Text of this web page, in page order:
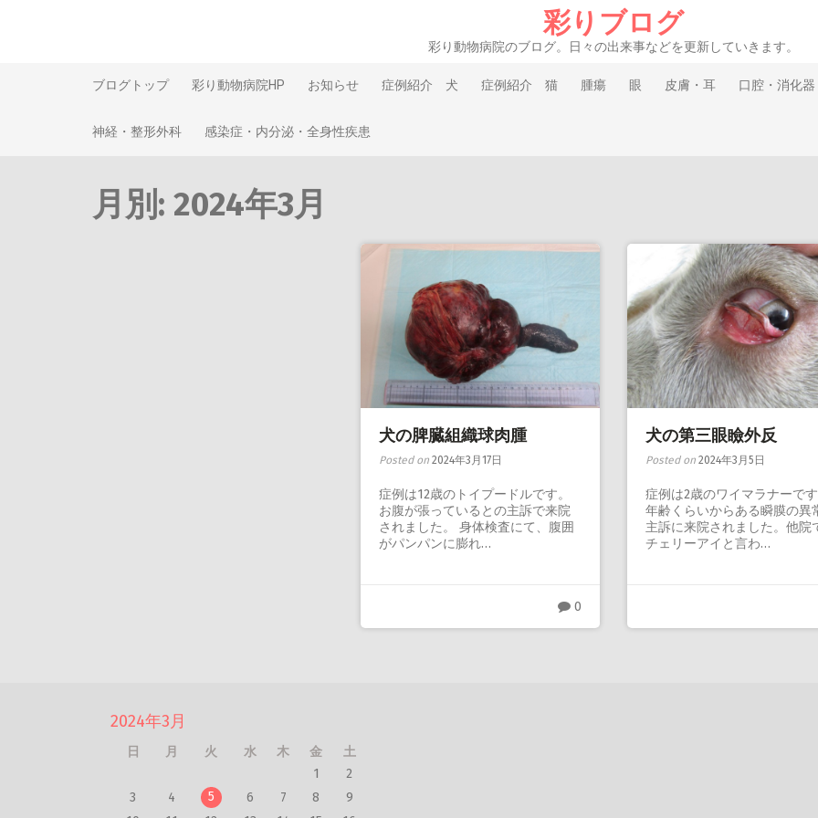
彩りブログ
彩り動物病院のブログ。日々の出来事などを更新していきます。
ブログトップ 彩り動物病院HP お知らせ 症例紹介 犬 症例紹介 猫 腫瘍 眼 皮膚・耳 口腔・消化器
神経・整形外科 感染症・内分泌・全身性疾患
月別: 2024年3月
犬の脾臓組織球肉腫
Posted on 2024年3月17日
症例は12歳のトイプードルです。
お腹が張っているとの主訴で来院
されました。 身体検査にて、腹囲
がパンパンに膨れ…
0
犬の第三眼瞼外反
Posted on 2024年3月5日
症例は2歳のワイマラナーで
年齢くらいからある瞬膜の異
主訴に来院されました。他院
チェリーアイと言わ…
2024年3月
日 月 火 水 木 金
土
1
2
3
4 5 6 7 8
9